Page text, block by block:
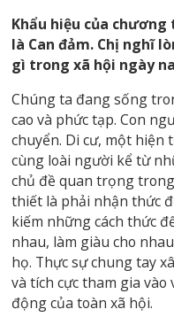
Khẩu hiệu của
là Can đảm. Chị nghĩ
gì trong xã hội ngày
Chúng ta đang sống
cao và phức tạp. Con
chuyển. Di cư, một
cùng loài người kể từ
chủ đề quan trọng
thiết là phải nhận thức
kiếm những cách thức
nhau, làm giàu cho
họ. Thực sự chung tay
và tích cực tham gia
động của toàn xã hội.